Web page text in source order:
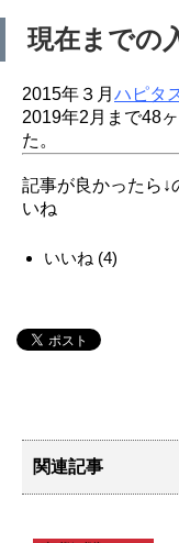
現在までの
2015年３月 ハピタ
2019年2月まで48
た。
記事が良かったら↓
いね
いいね (4)
関連記事